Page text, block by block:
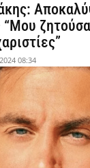
08:34